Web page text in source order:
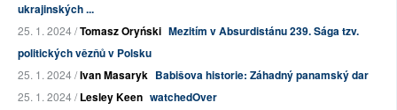
ukrajinských ...
25. 1. 2024 /Tomasz Oryński Mezitím v Absurdistánu 239. Sága tzv.
politických vězňů v Polsku
25. 1. 2024 /Ivan Masaryk Babišova historie: Záhadný panamský dar
25. 1. 2024 /Lesley Keen watchedOver